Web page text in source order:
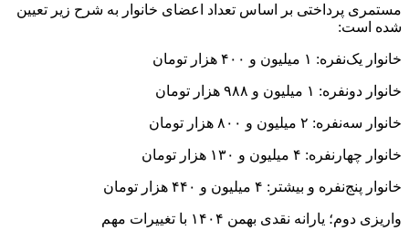
مستمری پرداختی بر اساس تعداد اعضای خانوار به شرح زیر تعیین
شده است:
خانوار یک‌نفره: ۱ میلیون و ۴۰۰ هزار تومان
خانوار دونفره: ۱ میلیون و ۹۸۸ هزار تومان
خانوار سه‌نفره: ۲ میلیون و ۸۰۰ هزار تومان
خانوار چهارنفره: ۴ میلیون و ۱۳۰ هزار تومان
خانوار پنج‌نفره و بیشتر: ۴ میلیون و ۴۴۰ هزار تومان
واریزی دوم؛ یارانه نقدی بهمن ۱۴۰۴ با تغییرات مهم